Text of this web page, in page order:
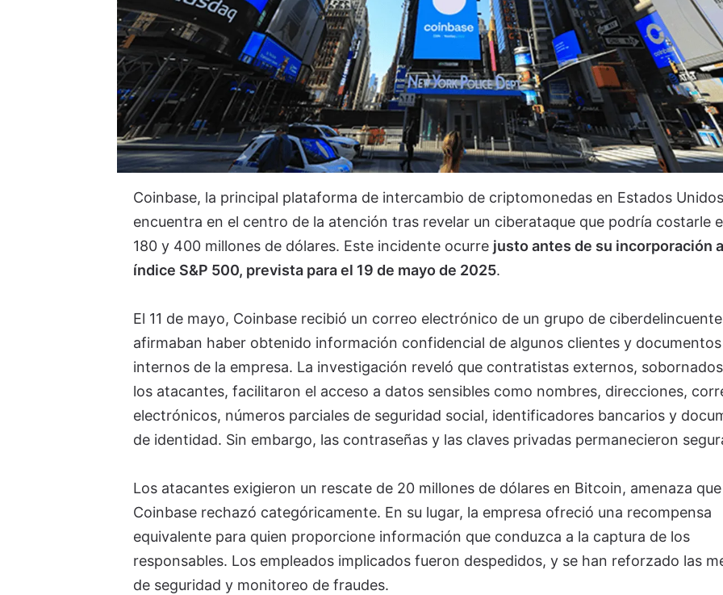
Coinbase, la principal plataforma de intercambio de criptomonedas en Estados
encuentra en el centro de la atención tras revelar un ciberataque que podría costarle
180 y 400 millones de dólares. Este incidente ocurre justo antes de su incorporación
índice S&P 500, prevista para el 19 de mayo de 2025.
El 11 de mayo, Coinbase recibió un correo electrónico de un grupo de
afirmaban haber obtenido información confidencial de algunos clientes y documentos
internos de la empresa. La investigación reveló que contratistas externos,
los atacantes, facilitaron el acceso a datos sensibles como nombres, direcciones,
electrónicos, números parciales de seguridad social, identificadores bancarios y
de identidad. Sin embargo, las contraseñas y las claves privadas permanecieron
Los atacantes exigieron un rescate de 20 millones de dólares en Bitcoin, amenaza que
Coinbase rechazó categóricamente. En su lugar, la empresa ofreció una recompensa
equivalente para quien proporcione información que conduzca a la captura de los
responsables. Los empleados implicados fueron despedidos, y se han reforzado las
de seguridad y monitoreo de fraudes.